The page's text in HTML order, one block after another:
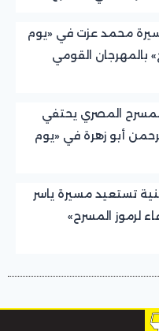
محمد عزت في «يوم
بالمهرجان القومي
المصري يحتفي
أبو زهرة في «يوم
تستعيد مسيرة ياسر
لرموز المسرح»